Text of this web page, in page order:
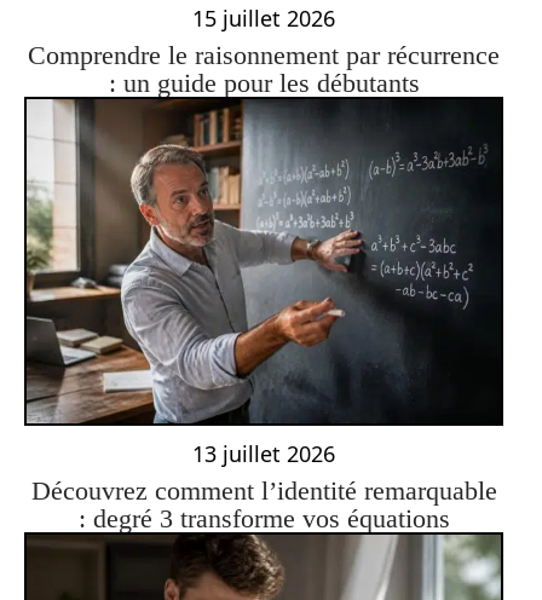
15 juillet 2026
Comprendre le raisonnement par récurrence
: un guide pour les débutants
13 juillet 2026
Découvrez comment l’identité remarquable
: degré 3 transforme vos équations